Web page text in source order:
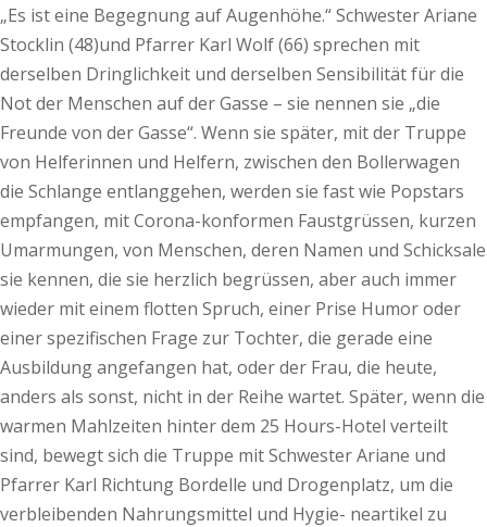
„Es ist eine Begegnung auf Augenhöhe.“ Schwester Ariane
Stocklin (48)und Pfarrer Karl Wolf (66) sprechen mit
derselben Dringlichkeit und derselben Sensibilität für die
Not der Menschen auf der Gasse – sie nennen sie „die
Freunde von der Gasse“. Wenn sie später, mit der Truppe
von Helferinnen und Helfern, zwischen den Bollerwagen
die Schlange entlanggehen, werden sie fast wie Popstars
empfangen, mit Corona-konformen Faustgrüssen, kurzen
Umarmungen, von Menschen, deren Namen und Schicksale
sie kennen, die sie herzlich begrüssen, aber auch immer
wieder mit einem flotten Spruch, einer Prise Humor oder
einer spezifischen Frage zur Tochter, die gerade eine
Ausbildung angefangen hat, oder der Frau, die heute,
anders als sonst, nicht in der Reihe wartet. Später, wenn die
warmen Mahlzeiten hinter dem 25 Hours-Hotel verteilt
sind, bewegt sich die Truppe mit Schwester Ariane und
Pfarrer Karl Richtung Bordelle und Drogenplatz, um die
verbleibenden Nahrungsmittel und Hygie- neartikel zu